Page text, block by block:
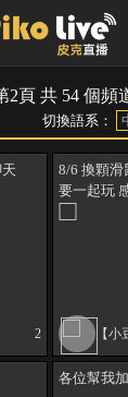
2頁 共 54 個頻
切換語系：
2
8/6 換顆滑
要一起玩
【小
各位幫我